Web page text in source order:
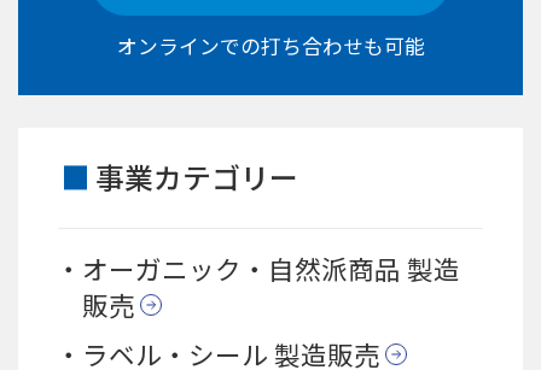
オンラインでの打ち合わせも可能
事業カテゴリー
オーガニック・自然派商品 製造
販売
ラベル・シール 製造販売